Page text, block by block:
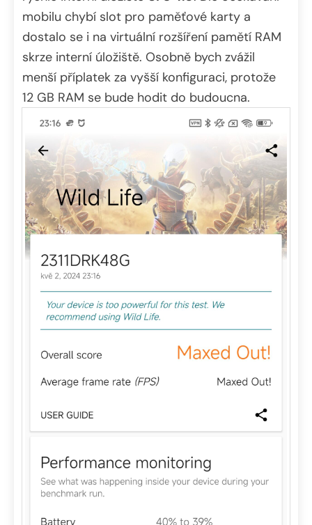
mobilu chybí slot pro paměťové karty a
dostalo se i na virtuální rozšíření pamětí RAM
skrze interní úložiště. Osobně bych zvážil
menší příplatek za vyšší konfiguraci, protože
12 GB RAM se bude hodit do budoucna.